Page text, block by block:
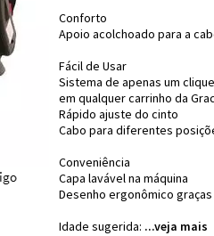
Conforto
Apoio acolchoado para a
Fácil de Usar
Sistema de apenas um
em qualquer carrinho da
Rápido ajuste do cinto
Cabo para diferentes
Conveniência
Capa lavável na máquina
Desenho ergonômico
Idade sugerida: ...veja mais